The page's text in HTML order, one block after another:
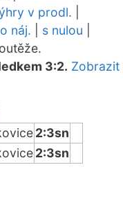
v prodl.
náj. s nulou
3:2. Zobrazit
2:3sn
2:3sn